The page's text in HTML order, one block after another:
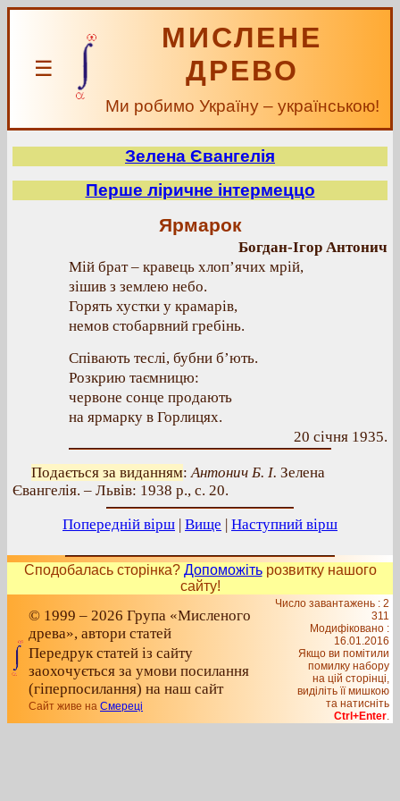
☰
МИСЛЕНЕ
ДРЕВО
Ми робимо Україну – українською!
Зелена Євангелія
Перше ліричне інтермеццо
Ярмарок
Богдан-Ігор Антонич
Мій брат – кравець хлоп’ячих мрій,
зішив з землею небо.
Горять хустки у крамарів,
немов стобарвний гребінь.
Співають теслі, бубни б’ють.
Розкрию таємницю:
червоне сонце продають
на ярмарку в Горлицях.
20 січня 1935.
Подається за виданням:Антонич Б. І. Зелена
Євангелія. – Львів: 1938 р., с. 20.
Попередній вірш | Вище | Наступний вірш
Сподобалась сторінка? Допоможітьрозвитку нашого
сайту!
© 1999 – 2026 Група «Мисленого
древа», автори статей
Передрук статей із сайту
заохочується за умови посилання
(гіперпосилання) на наш сайт
Сайт живе на Смереці
Число завантажень : 2
311
Модифіковано :
16.01.2016
Якщо ви помітили
помилку набору
на цiй сторiнцi,
видiлiть її мишкою
та натисніть
Ctrl+Enter.